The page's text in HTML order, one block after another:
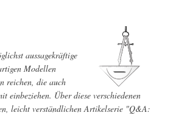
aussagekräftige
Modellen
reichen, die auch
einbeziehen. Über diese verschiedenen
leicht verständlichen Artikelserie "Q&A: